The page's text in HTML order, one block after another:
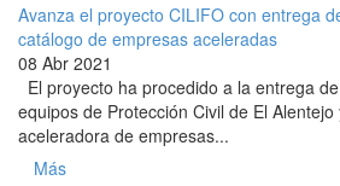
Avanza el proyecto CILIFO con entrega
catálogo de empresas aceleradas
08 Abr 2021
El proyecto ha procedido a la entrega
equipos de Protección Civil de El
aceleradora de empresas...
Más